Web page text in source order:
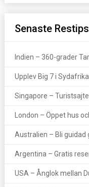
Senaste
Indien – 360-grader
Upplev Big 7 i Sydafrika
Singapore –
London – Öppet hus
Australien – Bli guidad
Argentina – Gratis
USA – Ånglok mellan